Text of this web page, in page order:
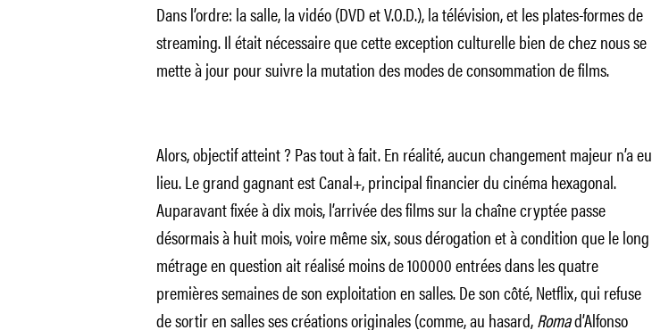
Dans l’ordre: la salle, la vidéo (DVD et V.O.D.), la télévision, et les plates-formes de
streaming. Il était nécessaire que cette exception culturelle bien de chez nous se
mette à jour pour suivre la mutation des modes de consommation de films.
Alors, objectif atteint ? Pas tout à fait. En réalité, aucun changement majeur n’a eu
lieu. Le grand gagnant est Canal+, principal financier du cinéma hexagonal.
Auparavant fixée à dix mois, l’arrivée des films sur la chaîne cryptée passe
désormais à huit mois, voire même six, sous dérogation et à condition que le long
métrage en question ait réalisé moins de 100000 entrées dans les quatre
premières semaines de son exploitation en salles. De son côté, Netflix, qui refuse
de sortir en salles ses créations originales (comme, au hasard,Romad’Alfonso